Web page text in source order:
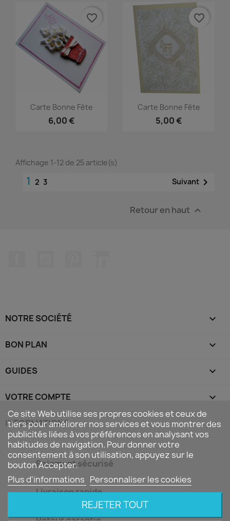
Carte Bonne Fête
6,00 €
favorite_border
Carte Bonne Fête
5,00 €
favorite_border
Affichage 1-12 de 25 article(s)
1 2 3 Suivant 
Retour en haut 
NOTRE SOCIÉTÉ 
BON PLAN 
GUIDES 
VOTRE COMPTE 
INFORMATIONS keyboard_arrow_down
Ce site Web utilise ses propres cookies et ceux de
tiers pour améliorer nos services et vous montrer des
publicités liées à vos préférences en analysant vos
habitudes de navigation. Pour donner votre
consentement à son utilisation, appuyez sur le
bouton Accepter.
Plus d'informations Personnaliser les cookies
REJETER TOUT
Paiement sécurisé
Livraison rapide